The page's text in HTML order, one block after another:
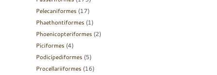
Pelecaniformes (17)
Phaethontiformes (1)
Phoenicopteriformes (2)
Piciformes (4)
Podicipediformes (5)
Procellariiformes (16)